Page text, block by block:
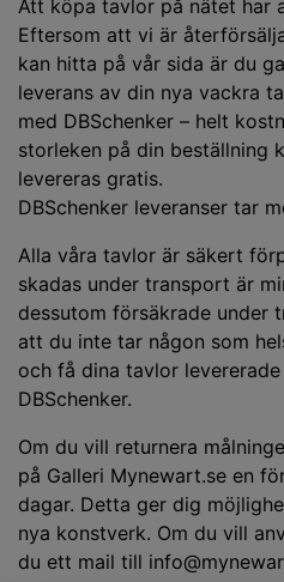
Att köpa tavlor på nätet har
Eftersom att vi är
kan hitta på vår sida är du
leverans av din nya vackra
med DBSchenker – helt
storleken på din beställning
levereras gratis.
DBSchenker leveranser tar
Alla våra tavlor är säkert
skadas under transport är
dessutom försäkrade under
att du inte tar någon som
och få dina tavlor levererade
DBSchenker.
Om du vill returnera
på Galleri Mynewart.se en
dagar. Detta ger dig
nya konstverk. Om du vill
du ett mail till